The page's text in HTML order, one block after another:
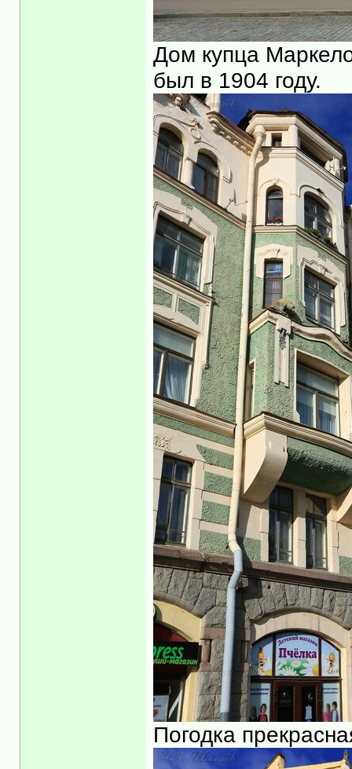
Дом купца
был в 1904 году.
Погодка